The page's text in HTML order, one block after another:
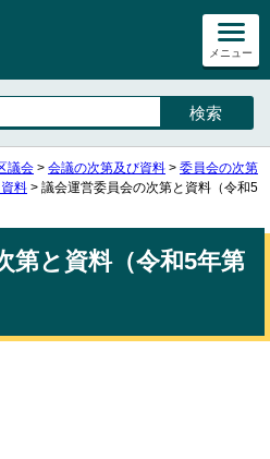
メニュー
議会 > 会議の次第及び資料 > 委員会の次第
料 > 議会運営委員会の次第と資料（令和5
第と資料（令和5年第